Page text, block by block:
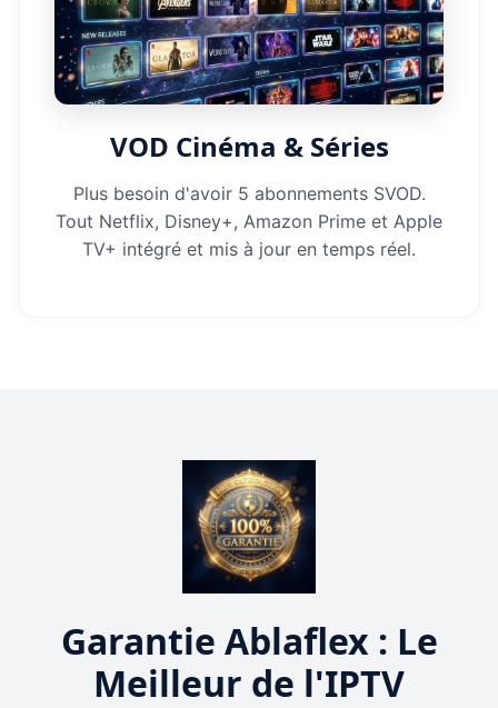
VOD Cinéma & Séries
Plus besoin d'avoir 5 abonnements SVOD.
Tout Netflix, Disney+, Amazon Prime et Apple
TV+ intégré et mis à jour en temps réel.
Garantie Ablaflex : Le
Meilleur de l'IPTV